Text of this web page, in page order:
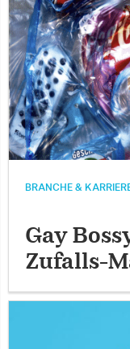
BRANCHE &
Gay
Zufalls-